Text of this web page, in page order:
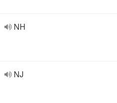
NH
NJ